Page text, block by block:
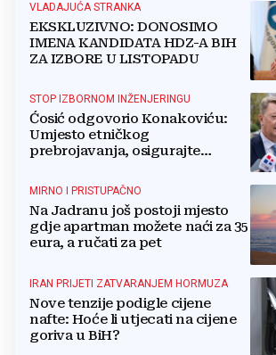
VLADAJUĆA STRANKA
EKSKLUZIVNO: DONOSIMO
IMENA KANDIDATA HDZ-A BIH
ZA IZBORE U LISTOPADU
STOP IZBORNOM INŽENJERINGU
Ćosić odgovorio Konakoviću:
Umjesto etničkog
prebrojavanja, osigurajte
MIRNO I PRISTUPAČNO
Na Jadranu još postoji mjesto
gdje apartman možete naći za 35
eura, a ručati za pet
IRAN PRIJETI ZATVARANJEM HORMUZA
Nove tenzije podigle cijene
nafte: Hoće li utjecati na cijene
goriva u BiH?